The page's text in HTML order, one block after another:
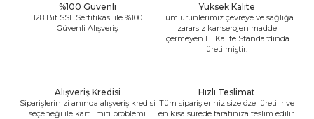
%100 Güvenli
128 Bit SSL Sertifikası ile %100
Güvenli Alışveriş
Yüksek Kalite
Tüm ürünlerimiz çevreye ve sağlığa
zararsız kanserojen madde
içermeyen E1 Kalite Standardında
üretilmiştir.
Alışveriş Kredisi
Siparişlerinizi anında alışveriş kredisi
seçeneği ile kart limiti problemi
Hızlı Teslimat
Tüm siparişleriniz size özel üretilir ve
en kısa sürede tarafınıza teslim edilir.